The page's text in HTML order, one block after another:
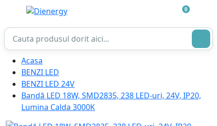
0
Acasa
BENZI LED
BENZI LED 24V
Bandă LED 18W, SMD2835, 238 LED-uri, 24V, IP20,
Lumina Calda 3000K